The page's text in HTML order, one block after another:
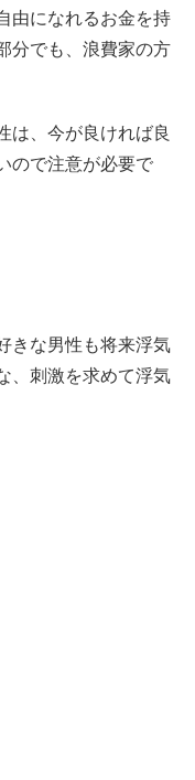
由になれるお金を持
分でも、浪費家の方
は、今が良ければ良
ので注意が必要で
きな男性も将来浮気
、刺激を求めて浮気